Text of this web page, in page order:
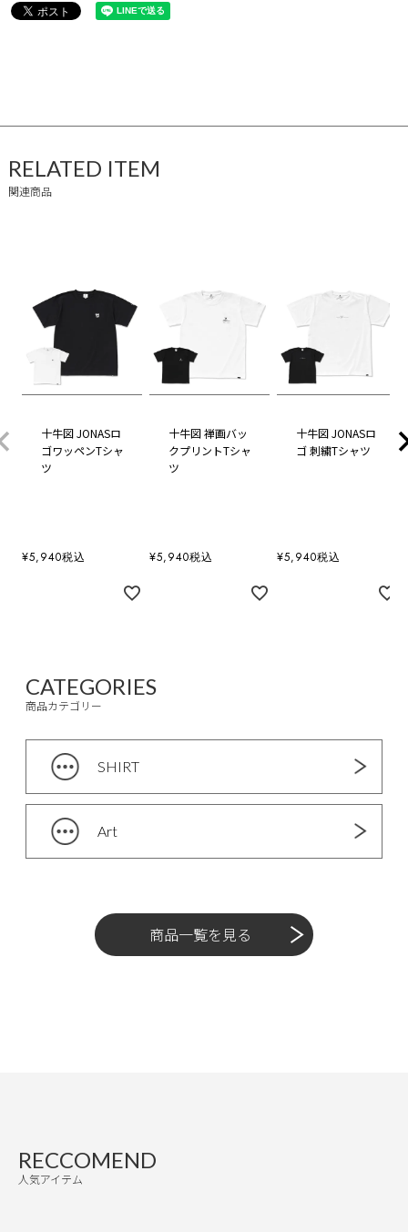
RELATED ITEM
関連商品
十牛図 JONASロ
ゴワッペンTシャ
ツ
¥5,940税込
十牛図 禅画バッ
クプリントTシャ
ツ
¥5,940税込
十牛図 JONASロ
ゴ 刺繍Tシャツ
¥5,940税込
CATEGORIES
商品カテゴリー
SHIRT
Art
商品一覧を見る
RECCOMEND
人気アイテム